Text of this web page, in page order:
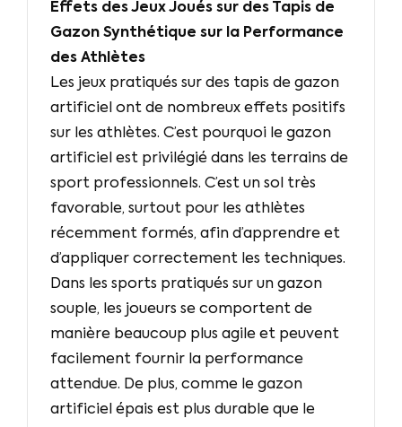
Effets des Jeux Joués sur des Tapis de
Gazon Synthétique sur la Performance
des Athlètes
Les jeux pratiqués sur des tapis de gazon
artificiel ont de nombreux effets positifs
sur les athlètes. C’est pourquoi le gazon
artificiel est privilégié dans les terrains de
sport professionnels. C’est un sol très
favorable, surtout pour les athlètes
récemment formés, afin d’apprendre et
d’appliquer correctement les techniques.
Dans les sports pratiqués sur un gazon
souple, les joueurs se comportent de
manière beaucoup plus agile et peuvent
facilement fournir la performance
attendue. De plus, comme le gazon
artificiel épais est plus durable que le